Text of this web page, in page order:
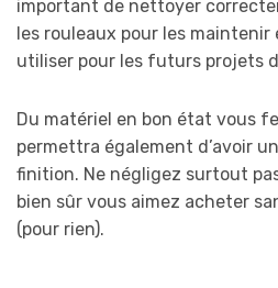
important de nettoyer
les rouleaux pour les
utiliser pour les futurs projets
Du matériel en bon état vous
permettra également d’avoir
finition. Ne négligez surtout
bien sûr vous aimez acheter
(pour rien).